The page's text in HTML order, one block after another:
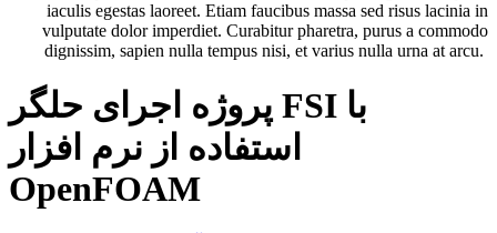
iaculis egestas laoreet. Etiam faucibus massa sed risus lacinia in
vulputate dolor imperdiet. Curabitur pharetra, purus a commodo
dignissim, sapien nulla tempus nisi, et varius nulla urna at arcu.
پروژه اجرای حلگر FSI با
استفاده از نرم افزار
OpenFOAM